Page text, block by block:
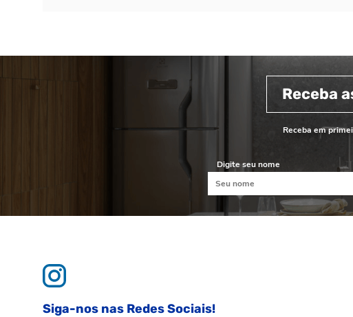
Receba
Receba em
Digite seu nome
Siga-nos nas Redes Sociais!